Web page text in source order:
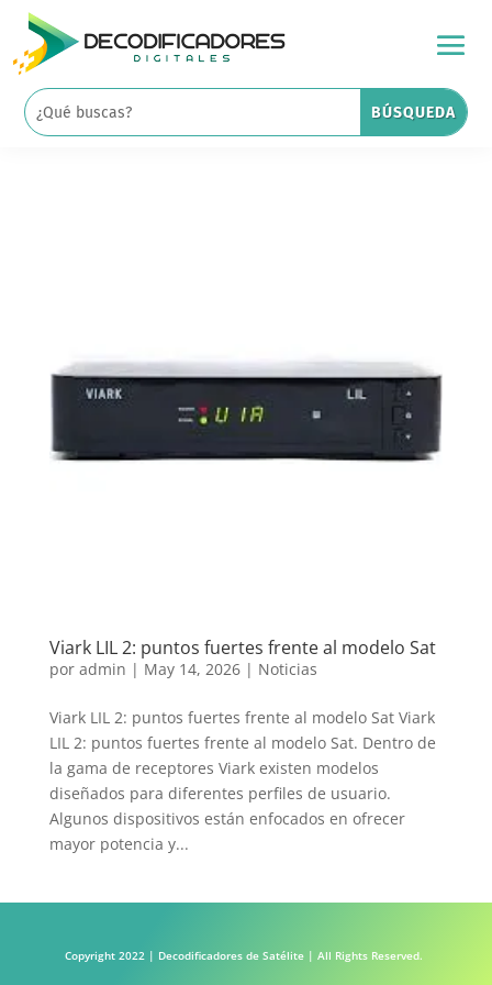
Viark LIL 2: puntos fuertes frente al modelo Sat
por admin | May 14, 2026| Noticias
Viark LIL 2: puntos fuertes frente al modelo Sat Viark
LIL 2: puntos fuertes frente al modelo Sat. Dentro de
la gama de receptores Viark existen modelos
diseñados para diferentes perfiles de usuario.
Algunos dispositivos están enfocados en ofrecer
mayor potencia y...
Copyright 2022 | Decodificadores de Satélite | All Rights Reserved.